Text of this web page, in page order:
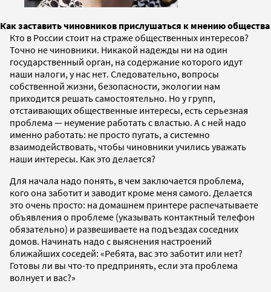
Как заставить чиновников прислушаться к мнению общества
Кто в России стоит на страже общественных интересов?
Точно не чиновники. Никакой надежды ни на один
государственный орган, на содержание которого идут
наши налоги, у нас нет. Следовательно, вопросы
собственной жизни, безопасности, экологии нам
приходится решать самостоятельно. Но у групп,
отстаивающих общественные интересы, есть серьезная
проблема — неумение работать с властью. А с ней надо
именно работать: не просто пугать, а системно
взаимодействовать, чтобы чиновники учились уважать
наши интересы. Как это делается?
Для начала надо понять, в чем заключается проблема,
кого она заботит и заводит кроме меня самого. Делается
это очень просто: на домашнем принтере распечатываете
объявления о проблеме (указывать контактный телефон
обязательно) и развешиваете на подъездах соседних
домов. Начинать надо с выяснения настроений
ближайших соседей: «Ребята, вас это заботит или нет?
Готовы ли вы что-то предпринять, если эта проблема
волнует и вас?»